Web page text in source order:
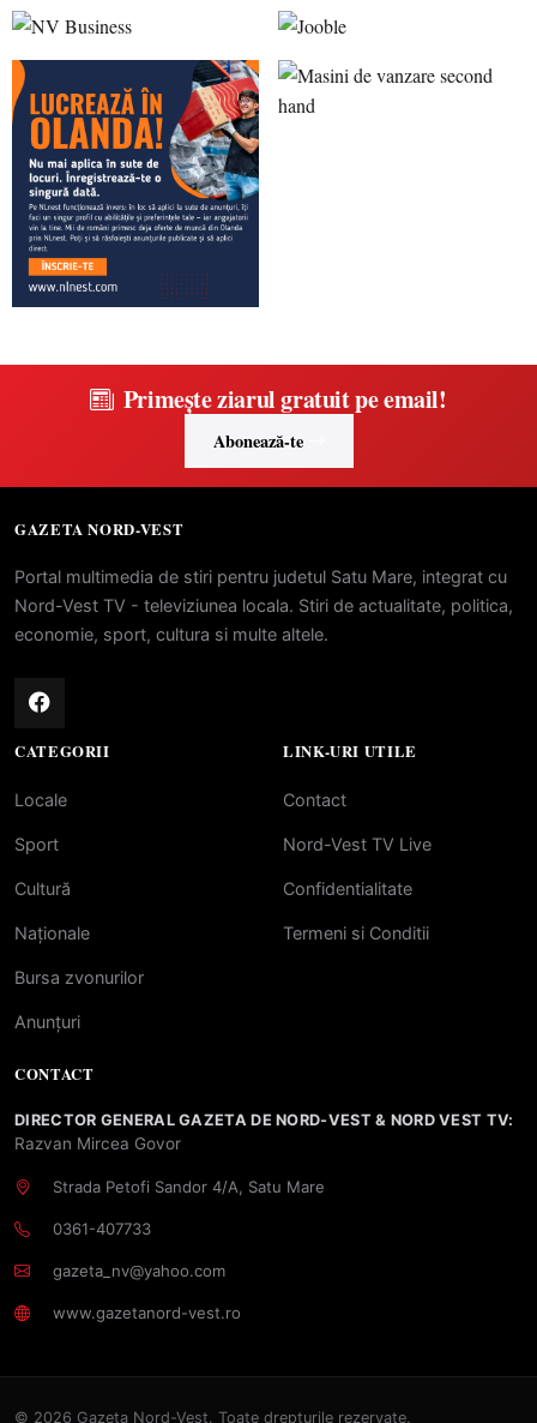
Primește ziarul gratuit pe email!
Abonează-te
GAZETA NORD-VEST
Portal multimedia de stiri pentru judetul Satu Mare, integrat cu
Nord-Vest TV - televiziunea locala. Stiri de actualitate, politica,
economie, sport, cultura si multe altele.
CATEGORII
Locale
Sport
Cultură
Naționale
Bursa zvonurilor
Anunțuri
LINK-URI UTILE
Contact
Nord-Vest TV Live
Confidentialitate
Termeni si Conditii
CONTACT
DIRECTOR GENERAL GAZETA DE NORD-VEST & NORD VEST TV:
Razvan Mircea Govor
Strada Petofi Sandor 4/A, Satu Mare
0361-407733
gazeta_nv@yahoo.com
www.gazetanord-vest.ro
© 2026 Gazeta Nord-Vest. Toate drepturile rezervate.